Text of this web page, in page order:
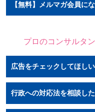
【無料】メルマガ会員に
プロのコンサルタ
広告をチェックしてほしい
行政への対応法を相談し